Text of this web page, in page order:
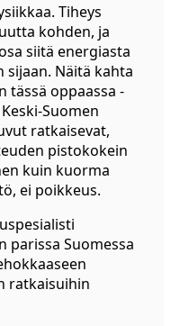
Tiheys
kohden, ja
siitä energiasta
sijaan. Näitä kahta
tässä oppaassa -
Suomen
ratkaisevat,
pistokokein
kuin kuorma
ei poikkeus.
Suomessa
ratkaisuihin